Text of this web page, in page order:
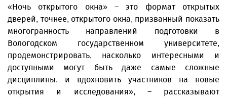
«Ночь открытого окна» – это формат открытых
дверей, точнее, открытого окна, призванный показать
многогранность направлений подготовки в
Вологодском государственном университете,
продемонстрировать, насколько интересными и
доступными могут быть даже самые сложные
дисциплины, и вдохновить участников на новые
открытия и исследования», – рассказывают